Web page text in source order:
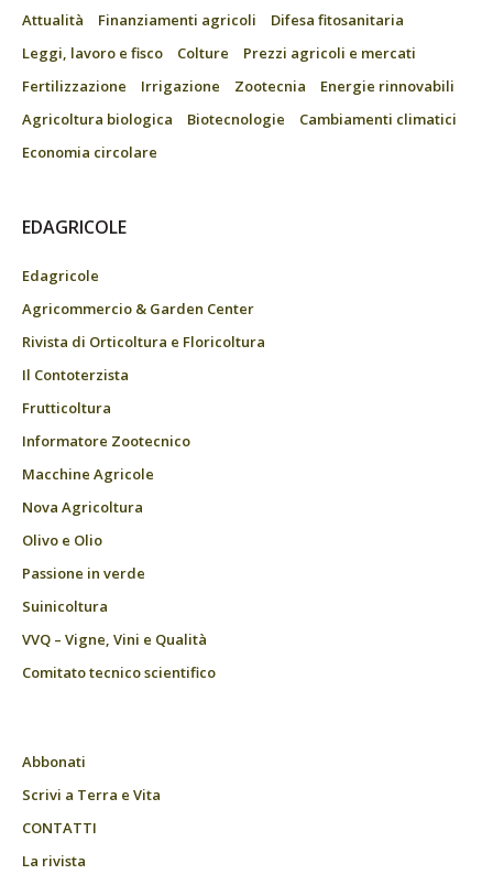
Attualità Finanziamenti agricoli
Difesa fitosanitaria
Leggi, lavoro e fisco
Colture
Prezzi agricoli e mercati
Fertilizzazione
Irrigazione Zootecnia
Energie rinnovabili
Agricoltura biologica
Biotecnologie
Cambiamenti climatici
Economia circolare
EDAGRICOLE
Edagricole
Agricommercio & Garden Center
Rivista di Orticoltura e Floricoltura
Il Contoterzista
Frutticoltura
Informatore Zootecnico
Macchine Agricole
Nova Agricoltura
Olivo e Olio
Passione in verde
Suinicoltura
VVQ – Vigne, Vini e Qualità
Comitato tecnico scientifico
Abbonati
Scrivi a Terra e Vita
CONTATTI
La rivista